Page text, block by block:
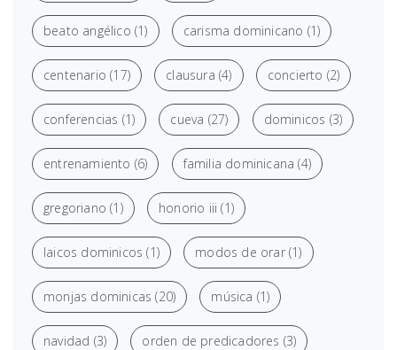
beato angélico (1) carisma dominicano (1)
centenario (17) clausura (4) concierto (2)
conferencias (1) cueva (27) dominicos (3)
entrenamiento (6) familia dominicana (4)
gregoriano (1) honorio iii (1)
laicos dominicos (1) modos de orar(1)
monjas dominicas (20) música (1)
navidad (3) orden de predicadores (3)